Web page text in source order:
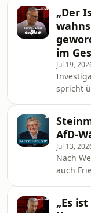
von
Patzelt
„Der
im
Jul 19,
spricht
passiert
meiner
hier
https://
AfD-
Jul 13,
Nach
auch
„Es